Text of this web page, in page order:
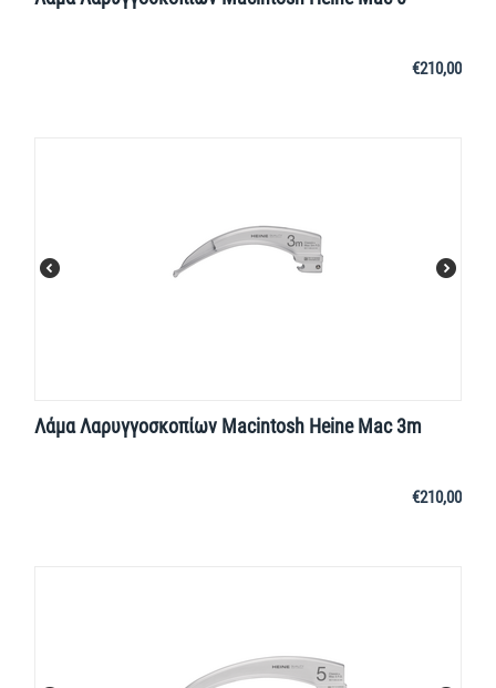
€210,00
Λάμα Λαρυγγοσκοπίων Macintosh Heine Mac 3m
€210,00